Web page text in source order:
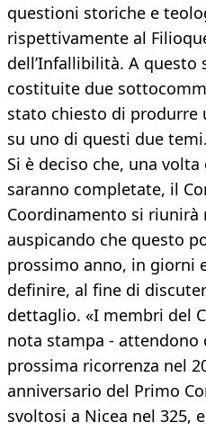
questioni storiche e
rispettivamente al
dell’Infallibilità. A questo
costituite due
stato chiesto di produrre
su uno di questi due temi.
Si è deciso che, una
saranno completate, il
Coordinamento si riunirà
auspicando che questo
prossimo anno, in giorni
definire, al fine di
dettaglio. «I membri del
nota stampa - attendono
prossima ricorrenza nel
anniversario del Primo
svoltosi a Nicea nel 325,